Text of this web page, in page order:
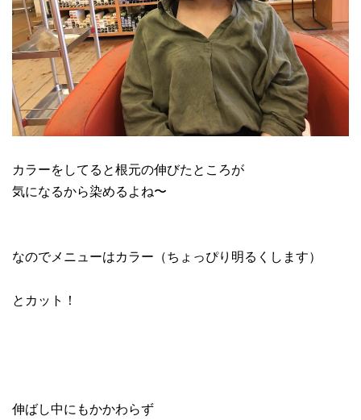
カラーをしてると根元の伸びたところが
気になるから染めるよね〜
なのでメニューはカラー（ちょっぴり明るくします）
とカット！
伸ばし中にもかかわらず